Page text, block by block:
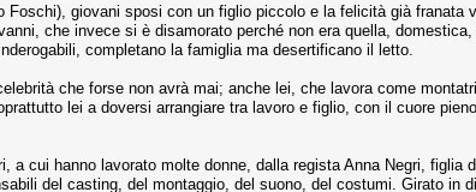
Foschi), giovani sposi con un figlio piccolo e la felicità già
che invece si è disamorato perché non era quella,
completano la famiglia ma desertificano il letto.
che forse non avrà mai; anche lei, che lavora come
lei a doversi arrangiare tra lavoro e figlio, con il cuore
a cui hanno lavorato molte donne, dalla regista Anna Negri, figlia
del casting, del montaggio, del suono, del costumi. Girato in